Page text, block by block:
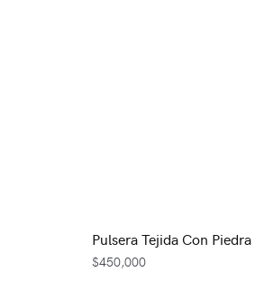
Pulsera Tejida Con
$450,000